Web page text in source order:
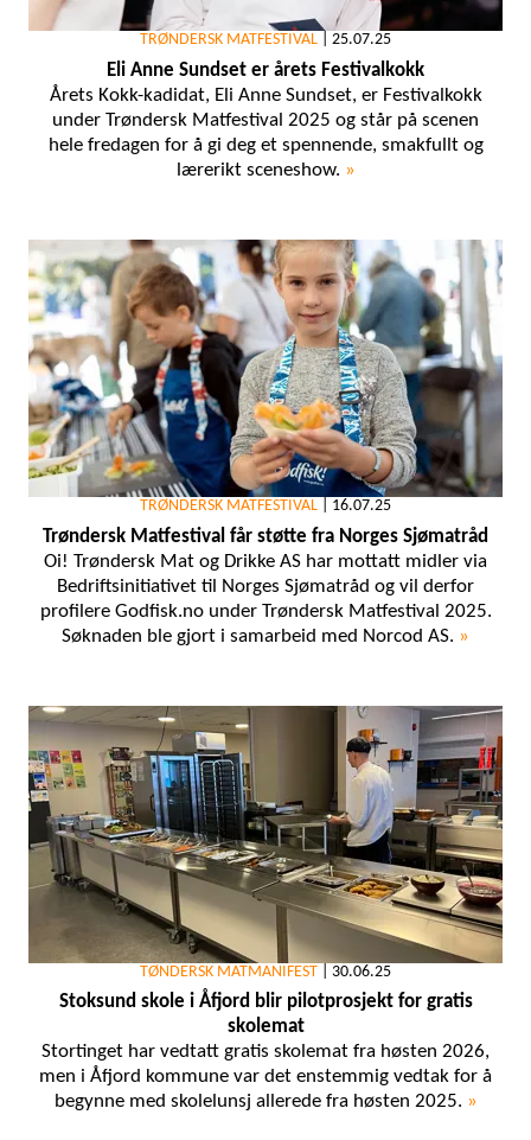
TRØNDERSK MATFESTIVAL 25.07.25
Eli Anne Sundset er årets Festivalkokk
Årets Kokk-kadidat, Eli Anne Sundset, er Festivalkokk
under Trøndersk Matfestival 2025 og står på scenen
hele fredagen for å gi deg et spennende, smakfullt og
lærerikt sceneshow. »
TRØNDERSK MATFESTIVAL 16.07.25
Trøndersk Matfestival får støtte fra Norges Sjømatråd
Oi! Trøndersk Mat og Drikke AS har mottatt midler via
Bedriftsinitiativet til Norges Sjømatråd og vil derfor
profilere Godfisk.no under Trøndersk Matfestival 2025.
Søknaden ble gjort i samarbeid med Norcod AS. »
TØNDERSK MATMANIFEST 30.06.25
Stoksund skole i Åfjord blir pilotprosjekt for gratis
skolemat
Stortinget har vedtatt gratis skolemat fra høsten 2026,
men i Åfjord kommune var det enstemmig vedtak for å
begynne med skolelunsj allerede fra høsten 2025. »